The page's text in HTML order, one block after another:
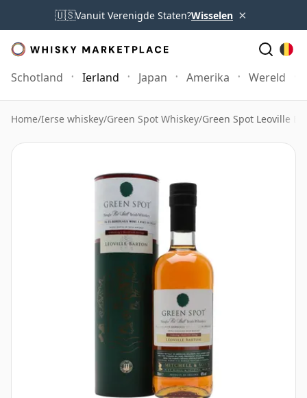
🇺🇸Vanuit Verenigde Staten?Wisselen ×
Schotland Ierland Japan Amerika Wereld
Home/Ierse whiskey/Green Spot Whiskey/Green Spot Leoville